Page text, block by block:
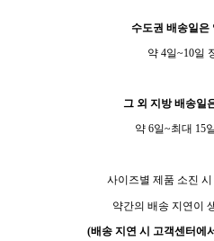
수도권 배송일은
약 4일~10일
그 외 지방 배송일
약 6일~최대 15
사이즈별 제품 소진
약간의 배송 지연이
(배송 지연 시 고객센터에